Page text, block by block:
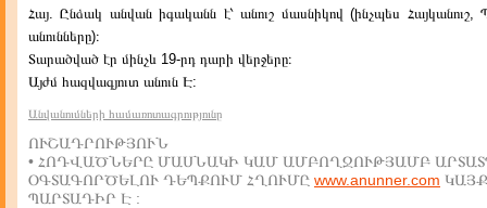
Հայ. Ընձակ անվան իգականն է՝ անուշ մասնիկով (ինչպես Հայկանուշ,
անունները)։
Տարածված էր մինչև 19-րդ դարի վերջերը։
Այժմ հազվագյուտ անուն Է:
Անվանումների համառոտագրությունը
ՈՒՇԱԴՐՈՒԹՅՈՒՆ
• ՀՈԴՎԱԾՆԵՐԸ ՄԱՍՆԱԿԻ ԿԱՄ ԱՄԲՈՂՋՈՒԹՅԱՄԲ
ՕԳՏԱԳՈՐԾԵԼՈՒ ԴԵՊՔՈՒՄ ՀՂՈՒՄԸ www.anunner.com
ՊԱՐՏԱԴԻՐ Է :